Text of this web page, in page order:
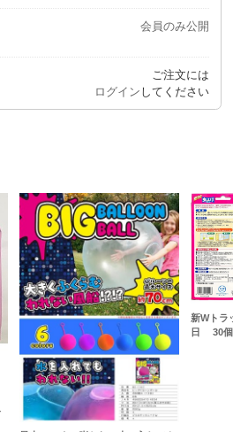
会員のみ公開
ご注文には
ログイン してください
新Wトラ
日 30個